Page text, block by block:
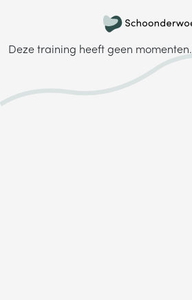
Deze training heeft geen momenten.